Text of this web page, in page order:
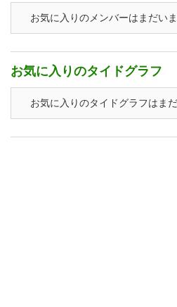
お気に入りのメンバーはまだいま
お気に入りのタイドグラフ
お気に入りのタイドグラフはまだ